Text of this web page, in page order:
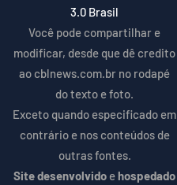
3.0 Brasil
Você pode compartilhar e
modificar, desde que dê credito
ao cblnews.com.br no rodapé
do texto e foto.
Exceto quando especificado em
contrário e nos conteúdos de
outras fontes.
Site desenvolvido ehospedado